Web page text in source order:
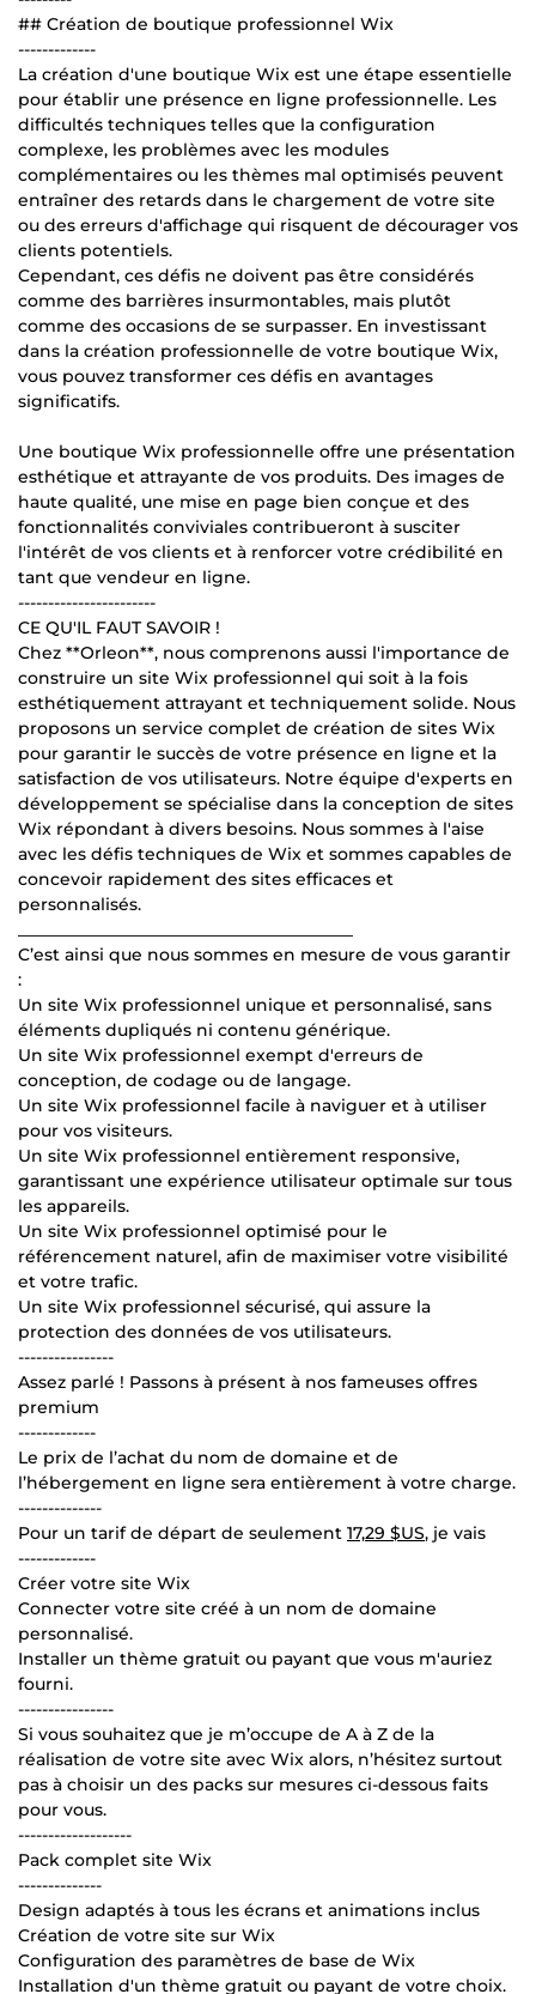
## Création de boutique professionnel Wix
-------------
La création d'une boutique Wix est une étape essentielle
pour établir une présence en ligne professionnelle. Les
difficultés techniques telles que la configuration
complexe, les problèmes avec les modules
complémentaires ou les thèmes mal optimisés peuvent
entraîner des retards dans le chargement de votre site
ou des erreurs d'affichage qui risquent de décourager vos
clients potentiels.
Cependant, ces défis ne doivent pas être considérés
comme des barrières insurmontables, mais plutôt
comme des occasions de se surpasser. En investissant
dans la création professionnelle de votre boutique Wix,
vous pouvez transformer ces défis en avantages
significatifs.
Une boutique Wix professionnelle offre une présentation
esthétique et attrayante de vos produits. Des images de
haute qualité, une mise en page bien conçue et des
fonctionnalités conviviales contribueront à susciter
l'intérêt de vos clients et à renforcer votre crédibilité en
tant que vendeur en ligne.
-----------------------
CE QU'IL FAUT SAVOIR !
Chez **Orleon**, nous comprenons aussi l'importance de
construire un site Wix professionnel qui soit à la fois
esthétiquement attrayant et techniquement solide. Nous
proposons un service complet de création de sites Wix
pour garantir le succès de votre présence en ligne et la
satisfaction de vos utilisateurs. Notre équipe d'experts en
développement se spécialise dans la conception de sites
Wix répondant à divers besoins. Nous sommes à l'aise
avec les défis techniques de Wix et sommes capables de
concevoir rapidement des sites efficaces et
personnalisés.
C’est ainsi que nous sommes en mesure de vous garantir
:
Un site Wix professionnel unique et personnalisé, sans
éléments dupliqués ni contenu générique.
Un site Wix professionnel exempt d'erreurs de
conception, de codage ou de langage.
Un site Wix professionnel facile à naviguer et à utiliser
pour vos visiteurs.
Un site Wix professionnel entièrement responsive,
garantissant une expérience utilisateur optimale sur tous
les appareils.
Un site Wix professionnel optimisé pour le
référencement naturel, afin de maximiser votre visibilité
et votre trafic.
Un site Wix professionnel sécurisé, qui assure la
protection des données de vos utilisateurs.
----------------
Assez parlé ! Passons à présent à nos fameuses offres
premium
-------------
Le prix de l’achat du nom de domaine et de
l’hébergement en ligne sera entièrement à votre charge.
--------------
Pour un tarif de départ de seulement 17,29 $US, je vais
-------------
Créer votre site Wix
Connecter votre site créé à un nom de domaine
personnalisé.
Installer un thème gratuit ou payant que vous m'auriez
fourni.
----------------
Si vous souhaitez que je m’occupe de A à Z de la
réalisation de votre site avec Wix alors, n’hésitez surtout
pas à choisir un des packs sur mesures ci-dessous faits
pour vous.
-------------------
Pack complet site Wix
--------------
Design adaptés à tous les écrans et animations inclus
Création de votre site sur Wix
Configuration des paramètres de base de Wix
Installation d'un thème gratuit ou payant de votre choix.